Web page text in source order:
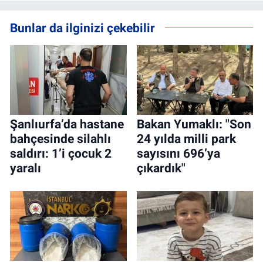
Bunlar da ilginizi çekebilir
Şanlıurfa’da hastane
bahçesinde silahlı
saldırı: 1’i çocuk 2
yaralı
Bakan Yumaklı: "Son
24 yılda milli park
sayısını 696’ya
çıkardık"